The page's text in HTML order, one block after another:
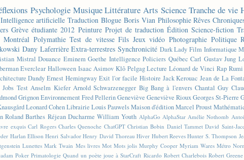
Psychologie Musique Littérature Arts Science Tranche de vie
Intelligence artificielle Traduction Blogue Boris Vian Philosophie Rêves
Grève étudiante 2012 Peinture Projet de traduction Édition Science-fiction
Montréal Polymathie Test de vitesse Fils Jeux vidéo Photographie Politique
Dany Laferrière Extra-terrestres Synchronicité Dark Lady Film Informatique
Mistral Douance Eminem Goethe Intelligence Policiers Québec Carl Gustav Jung
Everclear Halloween Isaac Asimov Klô Pelgag Lecture Léonard de Vinci Rap Rumi
Dandy Ernest Hemingway Exit l'or facile Histoire Jack Kerouac Jean de La
Jobs Test Anselm Kiefer Arnold Schwarzenegger Big Bang à l'envers Chantal Guy
GrignonEnvironnement Fred PellerinGeneviève Geneviève RiouxGeorges St-Pierre
Leonard CohenLibrairie Louis PauwelsMaison d'éditionMarcel Proust
Roland Barthes Réjean Ducharme William Youth AlphaGo AlphaStar Amélie Nothomb
exquis Carl Rogers Charles Quenoche ChatGPT Christian Bobin Daniel Tammet David Saint-
Harlan Ellison Henri Salvador Henry David Thoreau Hiver Hubert Reeves Hunter S. Thompson
Lunettes Mark Twain Mes livres Mot Mots jolis Murphy Cooper Myriam Wares Métro
Poker Primatologie Quand un poète joue à StarCraft Ricardo Robert Charlebois Robert Greene